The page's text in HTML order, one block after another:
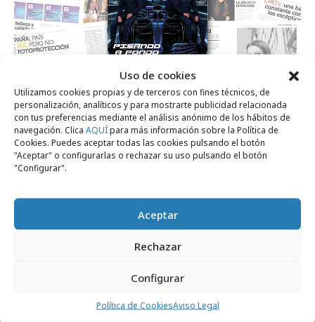
Uso de cookies
Utilizamos cookies propias y de terceros con fines técnicos, de
personalización, analíticos y para mostrarte publicidad relacionada
con tus preferencias mediante el análisis anónimo de los hábitos de
navegación. Clica AQUÍpara más información sobre la Política de
Cookies. Puedes aceptar todas las cookies pulsando el botón
"Aceptar" o configurarlas o rechazar su uso pulsando el botón
"Configurar".
Aceptar
Rechazar
Configurar
Política de CookiesAviso Legal
lunes, 13 de julio 2026
La revista Ctrl ControlPublicidad lanza su
nº de julio 2026
Opinión